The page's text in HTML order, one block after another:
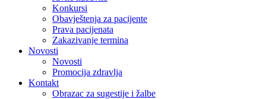
Konkursi
Obavještenja za pacijente
Prava pacijenata
Zakazivanje termina
Novosti
Novosti
Promocija zdravlja
Kontakt
Obrazac za sugestije i žalbe